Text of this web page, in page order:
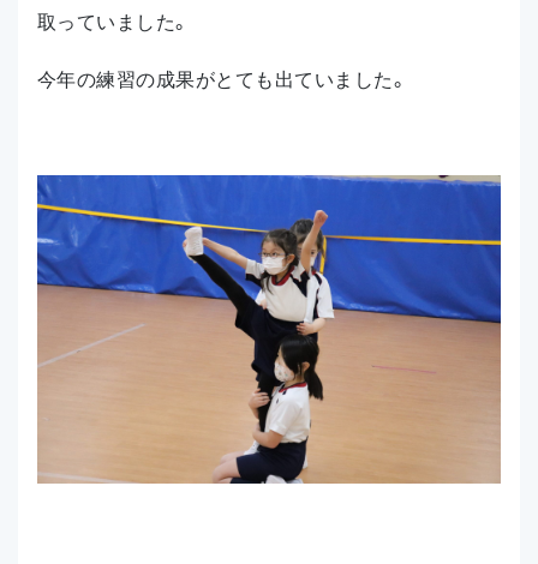
取っていました。
今年の練習の成果がとても出ていました。